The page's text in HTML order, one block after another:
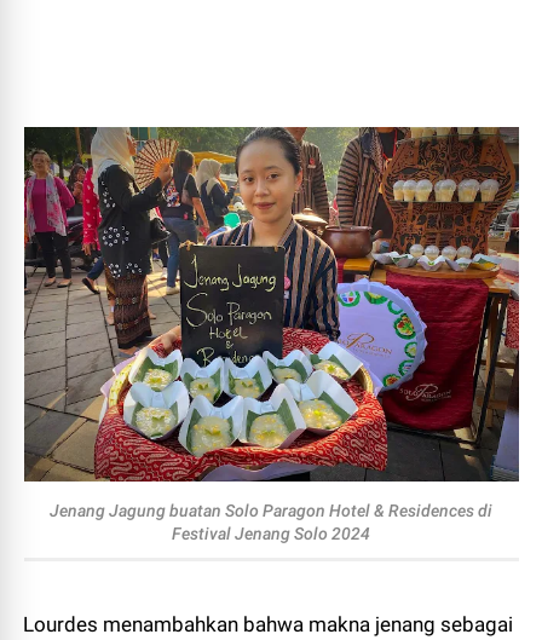
Jenang Jagung buatan Solo Paragon Hotel & Residences di
Festival Jenang Solo 2024
Lourdes menambahkan bahwa makna jenang sebagai